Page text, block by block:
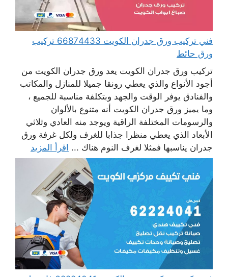
فني تركيب ورق جدران الكويت 66874433 تركيب
ورق حائط
تركيب ورق جدران الكويت يعد ورق جدران الكويت من
أجود الأنواع والذي يعطي رونقا جميلا للمنازل والمكاتب
والفنادق يوفر الوقت والجهد وبتكلفة مناسبة للجميع ،
وما يميز ورق جدران الكويت أنه متنوع بالألوان
والرسومات المختلفة الراقية ويوجد منه العادي وثلاثي
الأبعاد الذي يعطي منظرا جذابا للغرف ولكل غرفة ورق
جدران يناسبها فمثلا لغرف النوم هناك ... اقرأ المزيد